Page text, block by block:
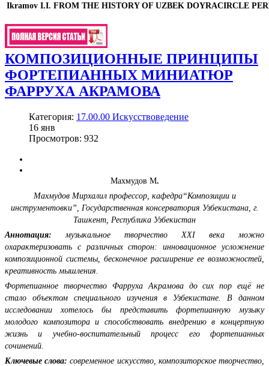
Ikramov I.I. FROM THE HISTORY OF UZBEK DOYRACIRCLE
КОМПОЗИЦИОННЫЕ ПРИНЦИПЫ
ФОРТЕПИАННЫХ МИНИАТЮР
ФАРРУХА АКРАМОВА
Категория: 17.00.00 Искусствоведение
16 янв
Просмотров: 932
Махмудов М.
Махмудов Мирхалил профессор, кафедра“Композиции и
инструментовки”, Государственная консерватория Узбекистана, г.
Ташкент Республика Узбекистан
Аннотация:
музыкальное творчество XXI века можно
охарактеризовать с различных сторон: инновационное усложнение
композиционной системы, бесконечное расширение ее возможностей,
креативность мышления.
Фортепианное творчество Фарруха Акрамова до сих пор ещё не
стало объектом специального изучения в Узбекистане. В данном
исследовании хотелось бы представить фортепианную музыку
молодого композитора и способствовать внедрению в концертную
жизнь и учебно-воспитательный процесс его фортепианных
сочинений.
Ключевые слова: современное искусство, композиторское творчество,